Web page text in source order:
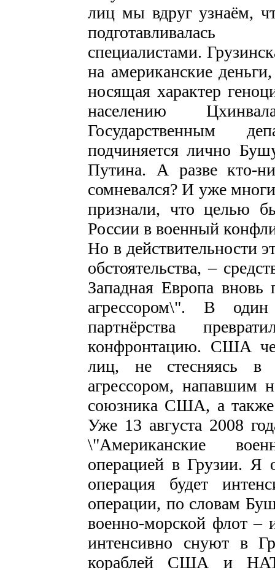
лиц мы вдруг узнаём,
специалистами.
на американские
носящая характер
населению
Государственным
подчиняется лично
Путина. А разве кто-
сомневался? И уже
признали, что целью
России в военный
Но в действительности
обстоятельства, –
Западная Европа
агрессором\". В один
партнёрства
конфронтацию. США
лиц, не стесняясь в
агрессором, напавшим
союзника США, а
Уже 13 августа 2008
\"Американские
операцией в Грузии. Я
операция будет
операции, по словам
военно-морской флот –
интенсивно снуют в
кораблей США и